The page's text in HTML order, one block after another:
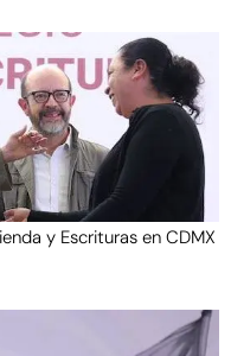
y Escrituras en CDMX